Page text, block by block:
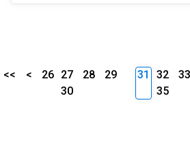
<< < 26 27 28
29
30
31 32 33
35